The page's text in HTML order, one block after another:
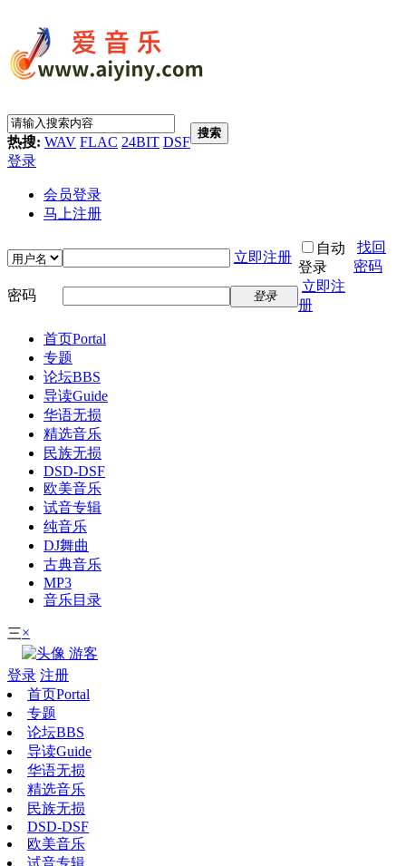
热搜: WAV FLAC 24BIT DSF
搜索
登录
会员登录
马上注册
立即注册
自动
登录
找回
密码
密码
登录
立即注
册
首页Portal
专题
论坛BBS
导读Guide
华语无损
精选音乐
民族无损
DSD-DSF
欧美音乐
试音专辑
纯音乐
DJ舞曲
古典音乐
MP3
音乐目录
三×
游客
登录 注册
首页Portal
专题
论坛BBS
导读Guide
华语无损
精选音乐
民族无损
DSD-DSF
欧美音乐
试音专辑